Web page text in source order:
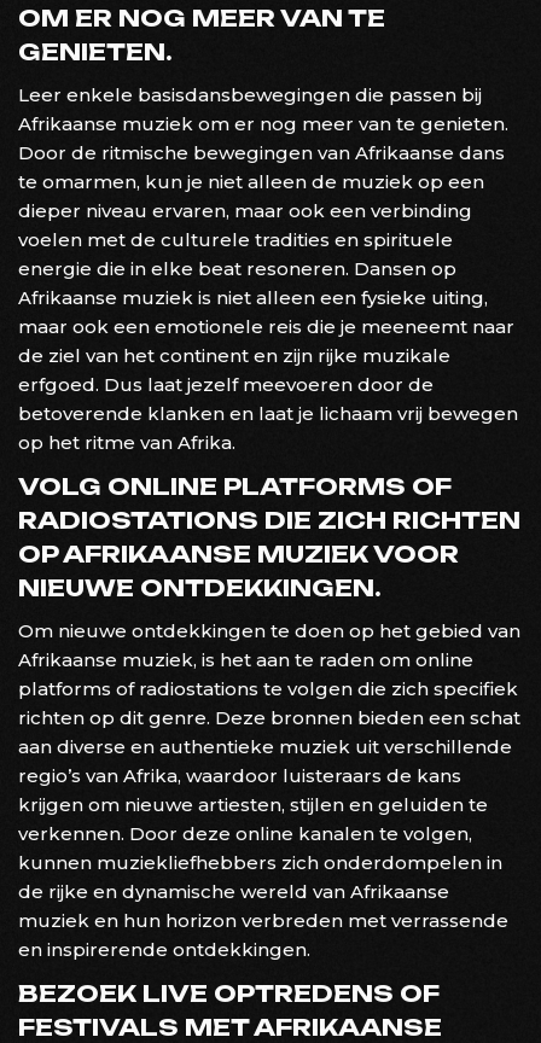
OM ER NOG MEER VAN TE
GENIETEN.
Leer enkele basisdansbewegingen die passen bij
Afrikaanse muziek om er nog meer van te genieten.
Door de ritmische bewegingen van Afrikaanse dans
te omarmen, kun je niet alleen de muziek op een
dieper niveau ervaren, maar ook een verbinding
voelen met de culturele tradities en spirituele
energie die in elke beat resoneren. Dansen op
Afrikaanse muziek is niet alleen een fysieke uiting,
maar ook een emotionele reis die je meeneemt naar
de ziel van het continent en zijn rijke muzikale
erfgoed. Dus laat jezelf meevoeren door de
betoverende klanken en laat je lichaam vrij bewegen
op het ritme van Afrika.
VOLG ONLINE PLATFORMS OF
RADIOSTATIONS DIE ZICH RICHTEN
OP AFRIKAANSE MUZIEK VOOR
NIEUWE ONTDEKKINGEN.
Om nieuwe ontdekkingen te doen op het gebied van
Afrikaanse muziek, is het aan te raden om online
platforms of radiostations te volgen die zich specifiek
richten op dit genre. Deze bronnen bieden een schat
aan diverse en authentieke muziek uit verschillende
regio’s van Afrika, waardoor luisteraars de kans
krijgen om nieuwe artiesten, stijlen en geluiden te
verkennen. Door deze online kanalen te volgen,
kunnen muziekliefhebbers zich onderdompelen in
de rijke en dynamische wereld van Afrikaanse
muziek en hun horizon verbreden met verrassende
en inspirerende ontdekkingen.
BEZOEK LIVE OPTREDENS OF
FESTIVALS MET AFRIKAANSE